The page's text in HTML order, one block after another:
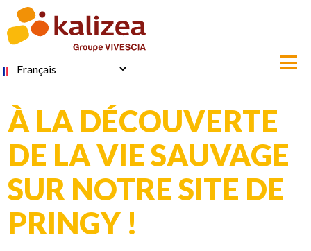
Aller
contenu
principal
Select
À LA DÉCOUVERTE
DE LA VIE SAUVAGE
SUR NOTRE SITE DE
PRINGY !